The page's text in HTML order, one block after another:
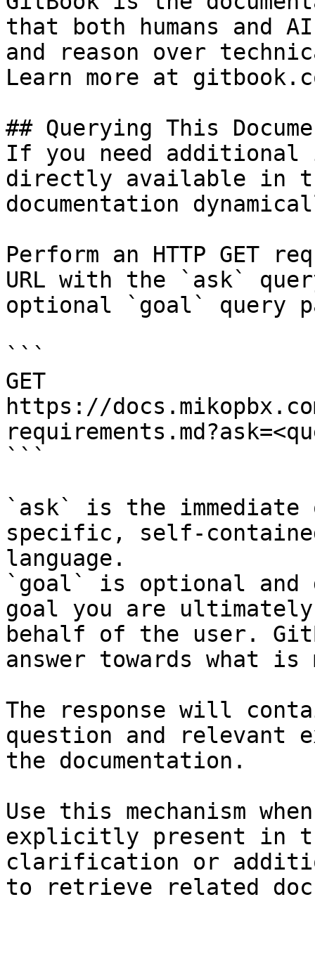
that both humans and
and reason over
Learn more at
## Querying This
If you need
directly available in
documentation
Perform an HTTP GET
URL with the `ask`
optional `goal` query
```
GET
https://
```
`ask` is the
specific, self-
language.
`goal` is optional and
goal you are
behalf of the user.
answer towards what
The response will
question and relevant
the documentation.
Use this mechanism
explicitly present in
clarification or